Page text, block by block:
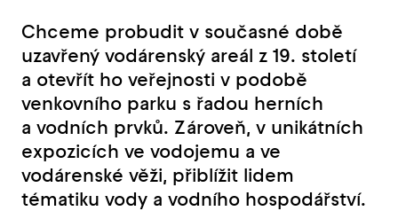
Chceme probudit v současné době
uzavřený vodárenský areál z 19. století
a otevřít ho veřejnosti v podobě
venkovního parku s řadou herních
a vodních prvků. Zároveň, v unikátních
expozicích ve vodojemu a ve
vodárenské věži, přiblížit lidem
tématiku vody a vodního hospodářství.